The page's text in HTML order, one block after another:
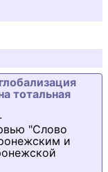
тотальная
"Слово
и